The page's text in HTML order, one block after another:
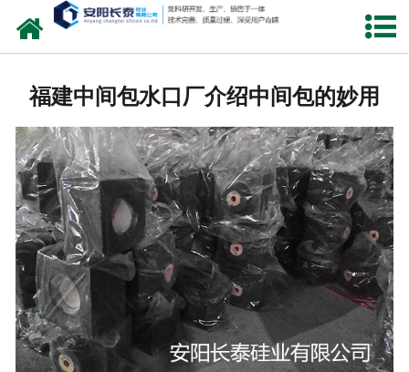
网站首页
中间包水口
定径水口
产品中心
新闻中心
联系我们
福建中间包水口厂介绍中间包的妙用